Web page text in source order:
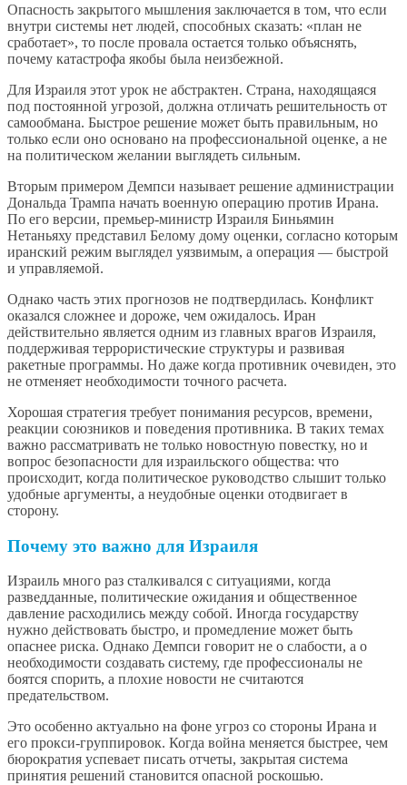
Опасность закрытого мышления заключается в том, что если
внутри системы нет людей, способных сказать: «план не
сработает», то после провала остается только объяснять,
почему катастрофа якобы была неизбежной.
Для Израиля этот урок не абстрактен. Страна, находящаяся
под постоянной угрозой, должна отличать решительность от
самообмана. Быстрое решение может быть правильным, но
только если оно основано на профессиональной оценке, а не
на политическом желании выглядеть сильным.
Вторым примером Демпси называет решение администрации
Дональда Трампа начать военную операцию против Ирана.
По его версии, премьер-министр Израиля Биньямин
Нетаньяху представил Белому дому оценки, согласно которым
иранский режим выглядел уязвимым, а операция — быстрой
и управляемой.
Однако часть этих прогнозов не подтвердилась. Конфликт
оказался сложнее и дороже, чем ожидалось. Иран
действительно является одним из главных врагов Израиля,
поддерживая террористические структуры и развивая
ракетные программы. Но даже когда противник очевиден, это
не отменяет необходимости точного расчета.
Хорошая стратегия требует понимания ресурсов, времени,
реакции союзников и поведения противника. В таких темах
важно рассматривать не только новостную повестку, но и
вопрос безопасности для израильского общества: что
происходит, когда политическое руководство слышит только
удобные аргументы, а неудобные оценки отодвигает в
сторону.
Почему это важно для Израиля
Израиль много раз сталкивался с ситуациями, когда
разведданные, политические ожидания и общественное
давление расходились между собой. Иногда государству
нужно действовать быстро, и промедление может быть
опаснее риска. Однако Демпси говорит не о слабости, а о
необходимости создавать систему, где профессионалы не
боятся спорить, а плохие новости не считаются
предательством.
Это особенно актуально на фоне угроз со стороны Ирана и
его прокси-группировок. Когда война меняется быстрее, чем
бюрократия успевает писать отчеты, закрытая система
принятия решений становится опасной роскошью.